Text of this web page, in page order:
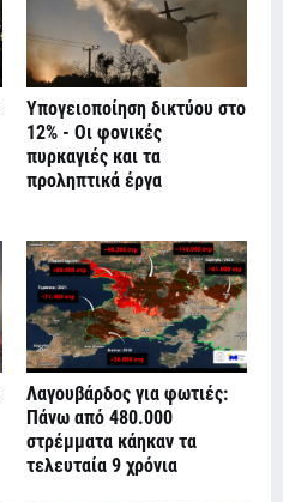
Υπογειοποίηση δικτύου στο
12% - Οι φονικές
πυρκαγιές και τα
προληπτικά έργα
Λαγουβάρδος για φωτιές:
Πάνω από 480.000
στρέμματα κάηκαν τα
τελευταία 9 χρόνια